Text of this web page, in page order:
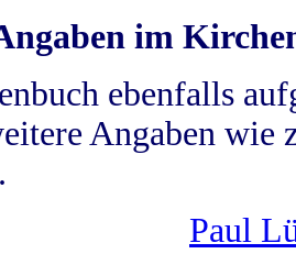
im
ebenfalls
Angaben wie
Paul